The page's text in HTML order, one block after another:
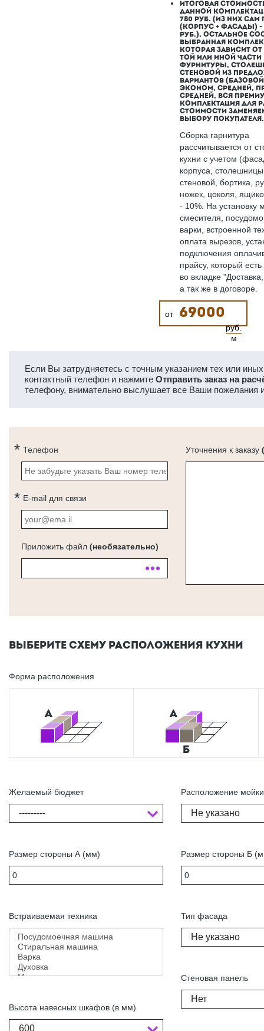
ИТОГОВАЯ
ДАННОЙ
780 РУБ. (ИЗ НИХ САМ
(КОРПУС + ФАСАДЫ) -
РУБ.), ОСТАЛЬНОЕ
ВЫБРАННАЯ
КОТОРАЯ ЗАВИСИТ
ТОЙ ИЛИ ИНОЙ ЧАСТИ
ФУРНИТУРЫ,
СТЕНОВОЙ ИЗ
ВАРИАНТОВ
ЭКОНОМ, СРЕДНЕЙ,
СРЕДНЕЙ, ВСЯ
КОМПЛЕКТАЦИЯ ДЛЯ
СТОИМОСТИ
ВЫБОРУ
Сборка гарнитура
рассчитывается от
кухни с учетом
корпуса,
стеновой, бортика,
ножек, цоколя,
- 10%. На установку
смесителя,
варки, встроенной
оплата вырезов,
подключения
прайсу, который
во вкладке
а так же в договоре.
от 69000
руб.
м
Если Вы затрудняетесь с точным указанием тех или
контактный телефон и нажмите Отправить заказ на
телефону, внимательно выслушает все Ваши пожелания
Телефон
E-mail для связи
Приложить файл (необязательно)
Уточнения к заказу
ВЫБЕРИТЕ СХЕМУ РАСПОЛОЖЕНИЯ КУХНИ
Форма расположения
Желаемый бюджет
---------
Размер стороны А (мм)
Встраиваемая техника
Высота навесных шкафов (в мм)
600
Расположение мойки
Не указано
Размер стороны Б
Тип фасада
Не указано
Стеновая панель
Нет